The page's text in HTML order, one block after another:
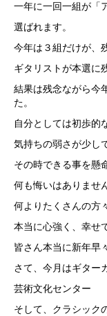
一年に一回一組が「
選ばれます。
今年は３組だけが、
ギタリストが本選に
結果は残念ながら今
た。
自分としては初歩的
気持ちの弱さが少し
その時できる事を懸
何も悔いはありませ
何よりたくさんの方
本当に心強く、幸せ
皆さん本当に新年早
さて、今月はギター
芸術文化センター
そして、クラシック